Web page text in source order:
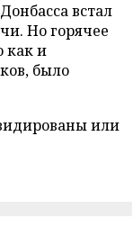
встал
Но горячее
как и
было
или